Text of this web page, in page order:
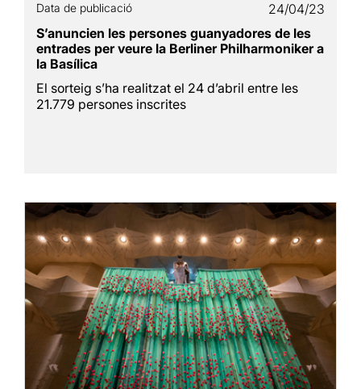
Data de publicació
24/04/23
S’anuncien les persones guanyadores de les
entrades per veure la Berliner Philharmoniker a
la Basílica
El sorteig s’ha realitzat el 24 d’abril entre les
21.779 persones inscrites